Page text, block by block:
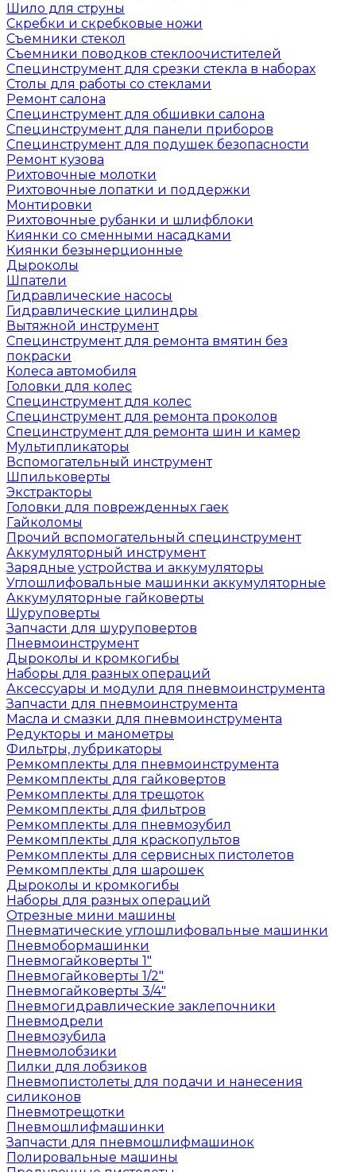
Шило для струны
Скребки и скребковые ножи
Съемники стекол
Съемники поводков стеклоочистителей
Специнструмент для срезки стекла в наборах
Столы для работы со стеклами
Ремонт салона
Специнструмент для обшивки салона
Специнструмент для панели приборов
Специнструмент для подушек безопасности
Ремонт кузова
Рихтовочные молотки
Рихтовочные лопатки и поддержки
Монтировки
Рихтовочные рубанки и шлифблоки
Киянки со сменными насадками
Киянки безынерционные
Дыроколы
Шпатели
Гидравлические насосы
Гидравлические цилиндры
Вытяжной инструмент
Специнструмент для ремонта вмятин без
покраски
Колеса автомобиля
Головки для колес
Специнструмент для колес
Специнструмент для ремонта проколов
Специнструмент для ремонта шин и камер
Мультипликаторы
Вспомогательный инструмент
Шпильковерты
Экстракторы
Головки для поврежденных гаек
Гайколомы
Прочий вспомогательный специнструмент
Аккумуляторный инструмент
Зарядные устройства и аккумуляторы
Углошлифовальные машинки аккумуляторные
Аккумуляторные гайковерты
Шуруповерты
Запчасти для шуруповертов
Пневмоинструмент
Дыроколы и кромкогибы
Наборы для разных операций
Аксессуары и модули для пневмоинструмента
Запчасти для пневмоинструмента
Масла и смазки для пневмоинструмента
Редукторы и манометры
Фильтры, лубрикаторы
Ремкомплекты для пневмоинструмента
Ремкомплекты для гайковертов
Ремкомплекты для трещоток
Ремкомплекты для фильтров
Ремкомплекты для пневмозубил
Ремкомплекты для краскопультов
Ремкомплекты для сервисных пистолетов
Ремкомплекты для шарошек
Дыроколы и кромкогибы
Наборы для разных операций
Отрезные мини машины
Пневматические углошлифовальные машинки
Пневмобормашинки
Пневмогайковерты 1"
Пневмогайковерты 1/2"
Пневмогайковерты 3/4"
Пневмогидравлические заклепочники
Пневмодрели
Пневмозубила
Пневмолобзики
Пилки для лобзиков
Пневмопистолеты для подачи и нанесения
силиконов
Пневмотрещотки
Пневмошлифмашинки
Запчасти для пневмошлифмашинок
Полировальные машины